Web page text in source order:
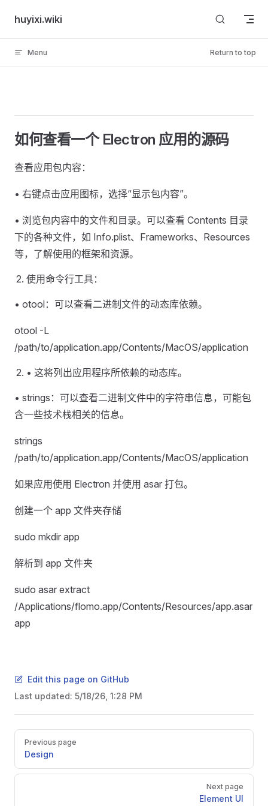
Skip to content
huyixi.wiki
Menu Return to top
如何查看一个 Electron 应用的源码
查看应用包内容：
• 右键点击应用图标，选择“显示包内容”。
• 浏览包内容中的文件和目录。可以查看 Contents 目录
下的各种文件，如 Info.plist、Frameworks、Resources
等，了解使用的框架和资源。
使用命令行工具：
• otool：可以查看二进制文件的动态库依赖。
otool -L
/path/to/application.app/Contents/MacOS/application
• 这将列出应用程序所依赖的动态库。
• strings：可以查看二进制文件中的字符串信息，可能包
含一些技术栈相关的信息。
strings
/path/to/application.app/Contents/MacOS/application
如果应用使用 Electron 并使用 asar 打包。
创建一个 app 文件夹存储
sudo mkdir app
解析到 app 文件夹
sudo asar extract
/Applications/flomo.app/Contents/Resources/app.asar
app
Edit this page on GitHub
Last updated: 5/18/26, 1:28 PM
Pager
Previous page
Design
Next page
Element UI